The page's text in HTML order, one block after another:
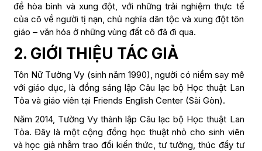
đề hòa bình và xung đột, với những trải nghiệm thực tế
của cô về người tị nạn, chủ nghĩa dân tộc và xung đột tôn
giáo – văn hóa ở những vùng đất cô đã đi qua.
2. GIỚI THIỆU TÁC GIẢ
Tôn Nữ Tường Vy (sinh năm 1990), người có niềm say mê
với giáo dục, là đồng sáng lập Câu lạc bộ Học thuật Lan
Tỏa và giáo viên tại Friends English Center (Sài Gòn).
Năm 2014, Tường Vy thành lập Câu lạc bộ Học thuật Lan
Tỏa. Đây là một cộng đồng học thuật nhỏ cho sinh viên
và học giả nhằm trao đổi kiến thức, tư tưởng, thúc đẩy tư